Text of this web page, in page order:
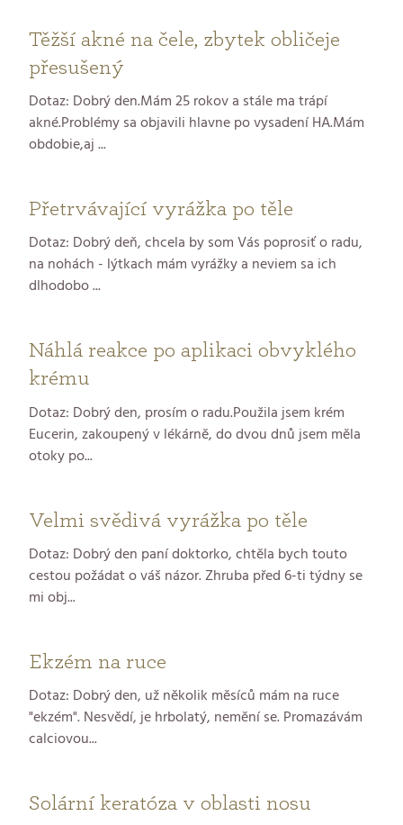
Těžší akné na čele, zbytek obličeje
přesušený
Dotaz: Dobrý den.Mám 25 rokov a stále ma trápí
akné.Problémy sa objavili hlavne po vysadení HA.Mám
obdobie,aj ...
Přetrvávající vyrážka po těle
Dotaz: Dobrý deň, chcela by som Vás poprosiť o radu,
na nohách - lýtkach mám vyrážky a neviem sa ich
dlhodobo ...
Náhlá reakce po aplikaci obvyklého
krému
Dotaz: Dobrý den, prosím o radu.Použila jsem krém
Eucerin, zakoupený v lékárně, do dvou dnů jsem měla
otoky po...
Velmi svědivá vyrážka po těle
Dotaz: Dobrý den paní doktorko, chtěla bych touto
cestou požádat o váš názor. Zhruba před 6-ti týdny se
mi obj...
Ekzém na ruce
Dotaz: Dobrý den, už několik měsíců mám na ruce
"ekzém". Nesvědí, je hrbolatý, nemění se. Promazávám
calciovou...
Solární keratóza v oblasti nosu